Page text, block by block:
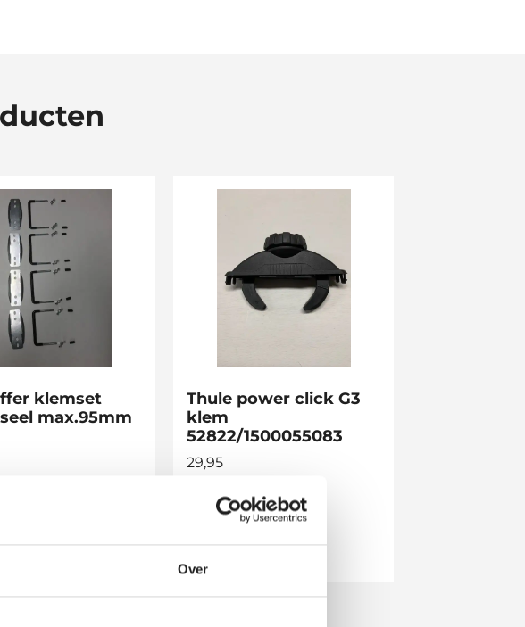
Over
klemset
max.95mm
Thule power click G3
klem
52822/1500055083
29,95
Op voorraad